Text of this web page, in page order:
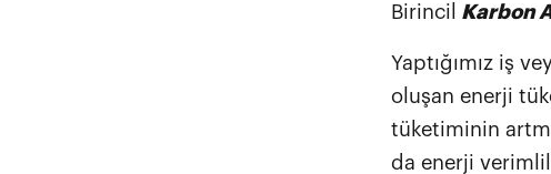
Birincil Karbon
Yaptığımız iş
oluşan enerji
tüketiminin
da enerji